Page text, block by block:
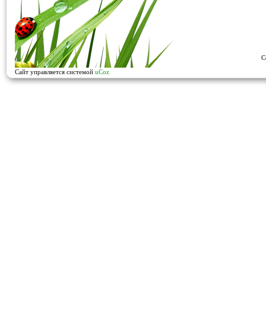
Сайт управляется системой uCoz